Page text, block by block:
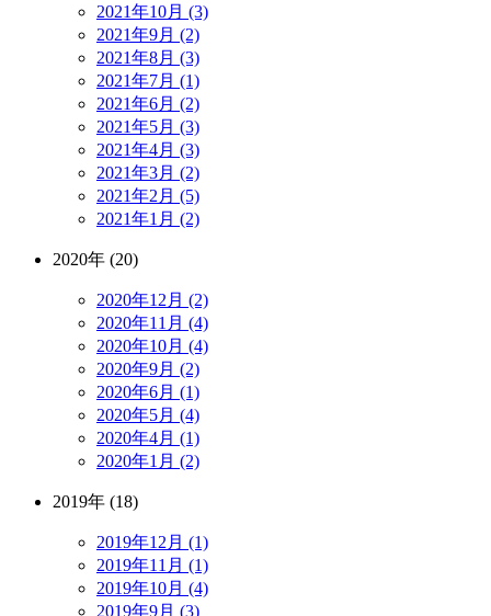
2021年10月 (3)
2021年9月 (2)
2021年8月 (3)
2021年7月 (1)
2021年6月 (2)
2021年5月 (3)
2021年4月 (3)
2021年3月 (2)
2021年2月 (5)
2021年1月 (2)
2020年 (20)
2020年12月 (2)
2020年11月 (4)
2020年10月 (4)
2020年9月 (2)
2020年6月 (1)
2020年5月 (4)
2020年4月 (1)
2020年1月 (2)
2019年 (18)
2019年12月 (1)
2019年11月 (1)
2019年10月 (4)
2019年9月 (3)